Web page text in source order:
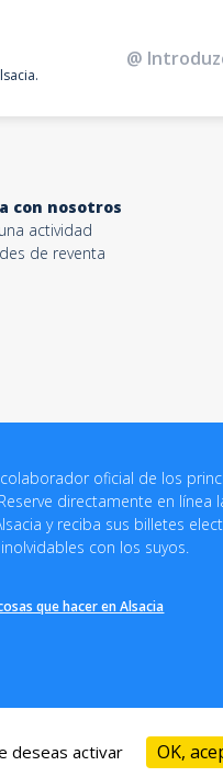
deseas activar OK,
con nosotros
actividad
de reventa
oficial de los
directamente en línea
y reciba sus billetes
con los suyos.
que hacer en Alsacia
venta-Política de privacidad